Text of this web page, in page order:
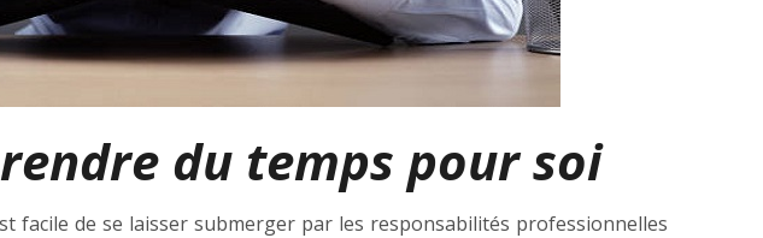
du temps pour soi
facile de se laisser submerger par les responsabilités professionnelles